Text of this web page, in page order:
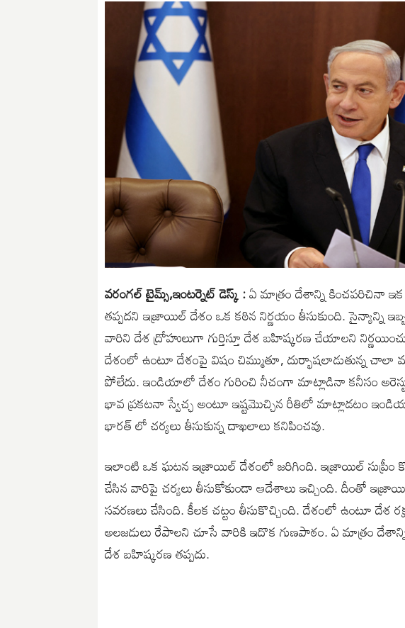
వరంగల్ టైమ్స్,ఇంటర్నెట్ డెస్క్ :ఏ మాత్రం దేశాన్ని కించపరిచినా
తప్పదని ఇజ్రాయిల్ దేశం ఒక కఠిన నిర్ణయం తీసుకుంది. సైన్యాన్ని
వారిని దేశ ద్రోహులుగా గుర్తిస్తూ దేశ బహిష్కరణ చేయాలని
దేశంలో ఉంటూ దేశంపై విషం చిమ్ముతూ, దుర్భాషలాడుతున్న చాలా
పోలేదు. ఇండియాలో దేశం గురించి నీచంగా మాట్లాడినా కనీసం
భావ ప్రకటనా స్వేచ్ఛ అంటూ ఇష్టమొచ్చిన రీతిలో మాట్లాడటం
భారత్ లో చర్యలు తీసుకున్న దాఖలాలు కనిపించవు.
ఇలాంటి ఒక ఘటన ఇజ్రాయిల్ దేశంలో జరిగింది. ఇజ్రాయిల్ సుప్రీం
చేసిన వారిపై చర్యలు తీసుకోకుండా ఆదేశాలు ఇచ్చింది. దీంతో
సవరణలు చేసింది. కీలక చట్టం తీసుకొచ్చింది. దేశంలో ఉంటూ దేశ
అలజడులు రేపాలని చూసే వారికి ఇదొక గుణపాఠం. ఏ మాత్రం
దేశ బహిష్కరణ తప్పదు.